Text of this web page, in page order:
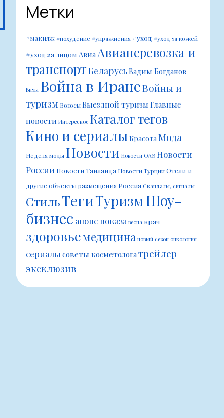
Метки
#макияж #похудение #упражнения #уход #уход за кожей
#уход за лицом Авиа Авиаперевозка и
транспортБеларусьВадим Богданов
Визы Война в ИранеВойны и
туризм ВолосыВыездной туризмГлавные
новости Интересное Каталог тегов
Кино и сериалыКрасота Мода
Неделя моды Новости Новости ОАЭ Новости
России Новости Таиланда Новости ТурцииОтели и
другие объекты размещенияРоссия Скандалы, сигналы
СтильТегиТуризмШоу-
бизнес анонс показа весна врач
здоровьемедицина новый сезон онкология
сериалы советы косметологатрейлер
эксклюзив